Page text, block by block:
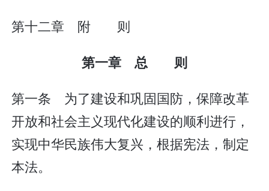
第十二章 附 则
第一章 总 则
第一条 为了建设和巩固国防，保障改革
开放和社会主义现代化建设的顺利进行，
实现中华民族伟大复兴，根据宪法，制定
本法。